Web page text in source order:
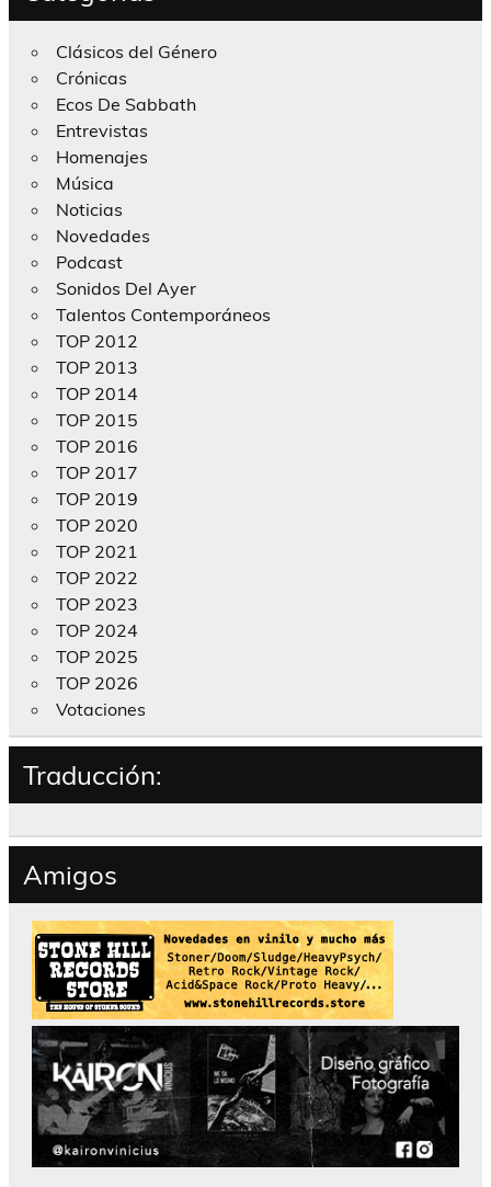
Clásicos del Género
Crónicas
Ecos De Sabbath
Entrevistas
Homenajes
Música
Noticias
Novedades
Podcast
Sonidos Del Ayer
Talentos Contemporáneos
TOP 2012
TOP 2013
TOP 2014
TOP 2015
TOP 2016
TOP 2017
TOP 2019
TOP 2020
TOP 2021
TOP 2022
TOP 2023
TOP 2024
TOP 2025
TOP 2026
Votaciones
Traducción:
Amigos